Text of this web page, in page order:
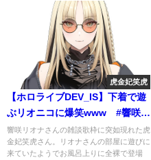
虎金妃笑虎
【ホロライブDEV_IS】下着で遊
ぶリオニコに爆笑www #響咲リ
オナ #虎金妃笑虎
響咲リオナさんの雑談歌枠に突如現れた虎
金妃笑虎さん。リオナさんの部屋に遊びに
来ていたようでお風呂上りに全裸で登場